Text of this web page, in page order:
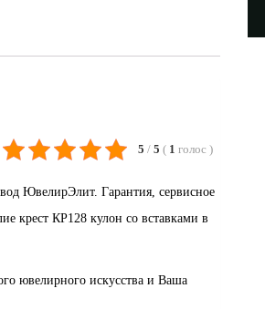
5 / 5 ( 1 голос )
ЮвелирЭлит. Гарантия, сервисное
крест КР128 кулон со вставками в
ювелирного искусства и Ваша